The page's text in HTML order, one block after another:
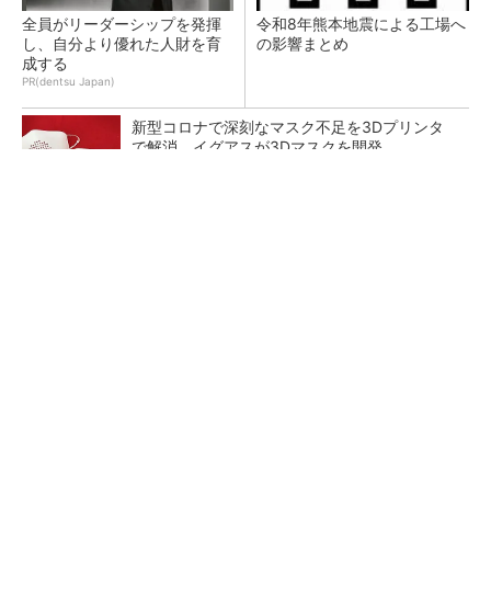
全員がリーダーシップを発揮
し、自分より優れた人財を育
成する
PR(dentsu Japan)
令和8年熊本地震による工場へ
の影響まとめ
新型コロナで深刻なマスク不足を3Dプリンタ
で解消、イグアスが3Dマスクを開発